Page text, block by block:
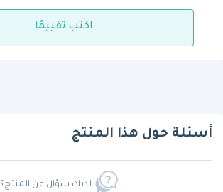
اكتب تقييمًا
أسئلة حول هذا المنتج
لديك سؤال عن المنتج؟